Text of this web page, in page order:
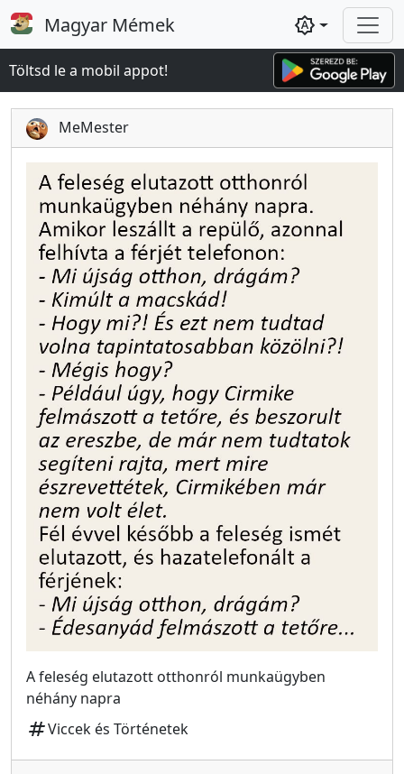
Magyar Mémek brightness_auto
Töltsd le a mobil appot!
MeMester
A feleség elutazott otthonról munkaügyben
néhány napra
tagViccek és Történetek